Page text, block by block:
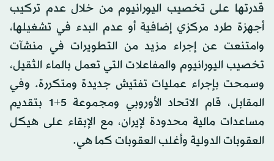
قدرتها على تخصيب اليورانيوم من خلال عدم تركيب
أجهزة طرد مركزي إضافية أو عدم البدء في تشغيلها،
وامتنعت عن إجراء مزيد من التطويرات في منشآت
تخصيب اليورانيوم والمفاعلات التي تعمل بالماء الثقيل،
وسمحت بإجراء عمليات تفتيش جديدة ومتكررة. وفي
المقابل، قام الاتحاد الأوروبي ومجموعة 5+1 بتقديم
مساعدات مالية محدودة لإيران، مع الإبقاء على هيكل
العقوبات الدولية وأغلب العقوبات كما هي.